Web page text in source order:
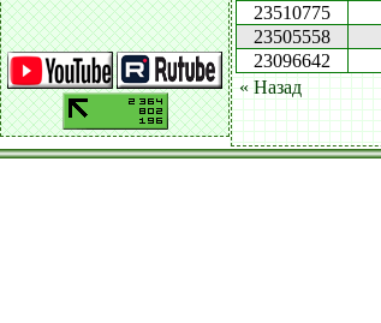
23510775
23505558
23096642
« Назад